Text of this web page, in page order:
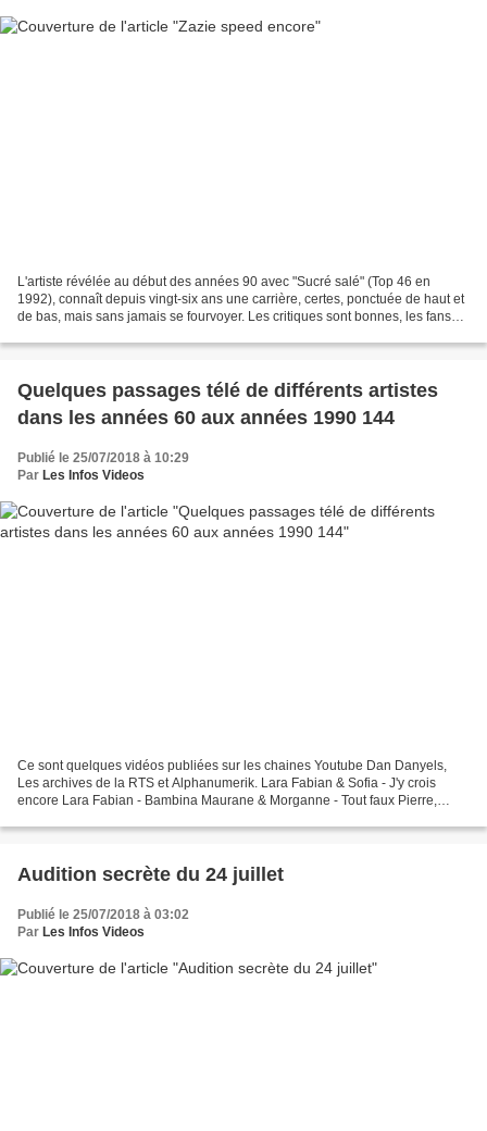
L'artiste révélée au début des années 90 avec "Sucré salé" (Top 46 en
1992), connaît depuis vingt-six ans une carrière, certes, ponctuée de haut et
de bas, mais sans jamais se fourvoyer. Les critiques sont bonnes, les fans
Quelques passages télé de différents artistes
dans les années 60 aux années 1990 144
Publié le 25/07/2018 à 10:29
Par Les Infos Videos
Ce sont quelques vidéos publiées sur les chaines Youtube Dan Danyels,
Les archives de la RTS et Alphanumerik. Lara Fabian & Sofia - J'y crois
encore Lara Fabian - Bambina Maurane & Morganne - Tout faux Pierre,
Audition secrète du 24 juillet
Publié le 25/07/2018 à 03:02
Par Les Infos Videos